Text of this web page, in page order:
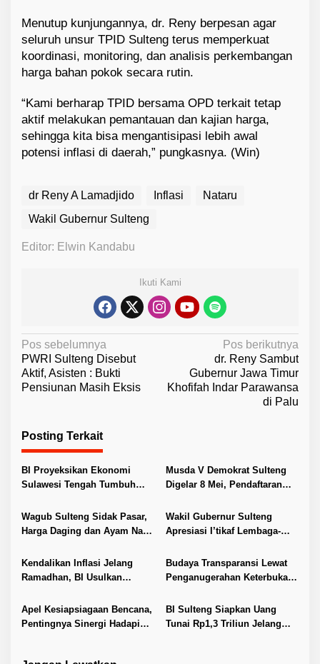
Menutup kunjungannya, dr. Reny berpesan agar
seluruh unsur TPID Sulteng terus memperkuat
koordinasi, monitoring, dan analisis perkembangan
harga bahan pokok secara rutin.
“Kami berharap TPID bersama OPD terkait tetap
aktif melakukan pemantauan dan kajian harga,
sehingga kita bisa mengantisipasi lebih awal
potensi inflasi di daerah,” pungkasnya. (Win)
dr Reny A Lamadjido Inflasi
Nataru
Wakil Gubernur Sulteng
Editor: Elwin Kandabu
Ikuti Kami
N
a
v
g
a
s
i
p
o
Pos sebelumnya
PWRI Sulteng Disebut
Aktif, Asisten : Bukti
Pensiunan Masih Eksis
Pos berikutnya
dr. Reny Sambut
Gubernur Jawa Timur
Khofifah Indar Parawansa
di Palu
Posting Terkait
BI Proyeksikan Ekonomi
Sulawesi Tengah Tumbuh
2026, Industri Nikel Tetap Jadi
Penopang
Musda V Demokrat Sulteng
Digelar 8 Mei, Pendaftaran
Wagub Sulteng Sidak Pasar,
Harga Daging dan Ayam Naik
Wakil Gubernur Sulteng
Apresiasi I’tikaf Lembaga-
Kendalikan Inflasi Jelang
Ramadhan, BI Usulkan
Budaya Transparansi Lewat
Penganugerahan Keterbukaan
Apel Kesiapsiagaan Bencana,
Pentingnya Sinergi Hadapi
BI Sulteng Siapkan Uang
Tunai Rp1,3 Triliun Jelang